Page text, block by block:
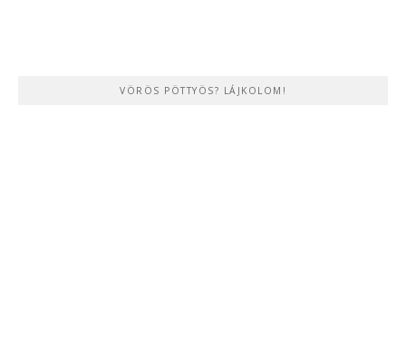
VÖRÖS PÖTTYÖS? LÁJKOLOM!